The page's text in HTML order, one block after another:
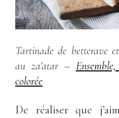
Tartinade de betterave
au za’atar –
colorée
De réaliser que